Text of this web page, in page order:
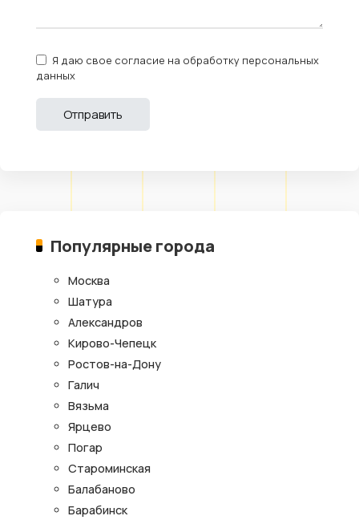
Я даю свое согласие на обработку персональных
данных
Популярные города
Москва
Шатура
Александров
Кирово-Чепецк
Ростов-на-Дону
Галич
Вязьма
Ярцево
Погар
Староминская
Балабаново
Барабинск